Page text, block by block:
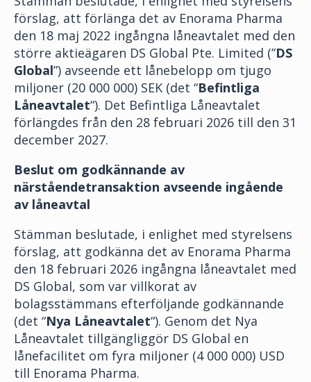
förslag, att förlänga det av Enorama Pharma
den 18 maj 2022 ingångna låneavtalet med den
större aktieägaren DS Global Pte. Limited (”DS
Global”) avseende ett lånebelopp om tjugo
miljoner (20 000 000) SEK (det “Befintliga
Låneavtalet“). Det Befintliga Låneavtalet
förlängdes från den 28 februari 2026 till den 31
december 2027.
Beslut om godkännande av
närståendetransaktion avseende ingående
av låneavtal
Stämman beslutade, i enlighet med styrelsens
förslag, att godkänna det av Enorama Pharma
den 18 februari 2026 ingångna låneavtalet med
DS Global, som var villkorat av
bolagsstämmans efterföljande godkännande
(det “Nya Låneavtalet“). Genom det Nya
Låneavtalet tillgängliggör DS Global en
lånefacilitet om fyra miljoner (4 000 000) USD
till Enorama Pharma.